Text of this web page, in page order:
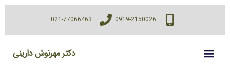
0919-2150026
021-77066463
دکتر مهرنوش دارینی